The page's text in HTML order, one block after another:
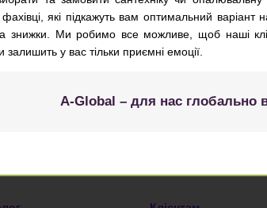
які підкажуть вам оптимальний
та знижки. Ми робимо все можливе, щоб наші
у вас тільки приємні емоції.
A-Global – для нас глобально